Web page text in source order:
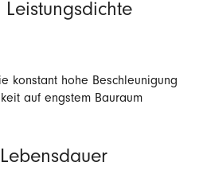
konstant hohe Beschleunigung
auf engstem Bauraum